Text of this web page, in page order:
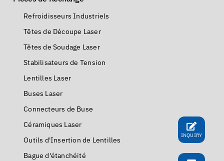
Refroidisseurs Industriels
Têtes de Découpe Laser
Têtes de Soudage Laser
Stabilisateurs de Tension
Lentilles Laser
Buses Laser
Connecteurs de Buse
Céramiques Laser
Outils d'Insertion de Lentilles
Bague d'étanchéité
INQUIRY